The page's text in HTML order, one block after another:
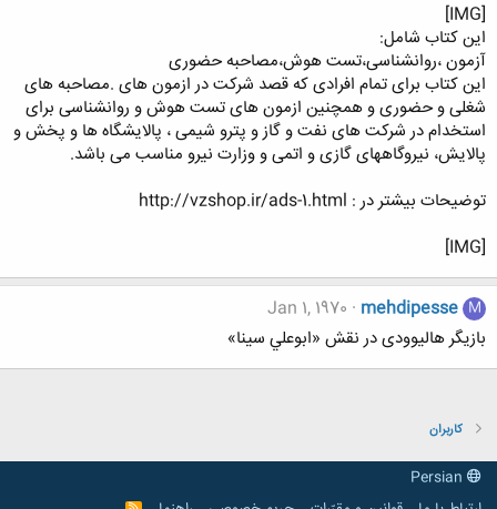
[IMG]
این کتاب شامل:
آزمون ،روانشناسی،تست هوش،مصاحبه حضوری
این کتاب برای تمام افرادی که قصد شرکت در ازمون های .مصاحبه های
شغلی و حضوری و همچنین ازمون های تست هوش و روانشناسی برای
استخدام در شرکت های نفت و گاز و پترو شیمی ، پالایشگاه ها و پخش و
پالایش، نیروگاههای گازی و اتمی و وزارت نیرو مناسب می باشد.
توضیحات بیشتر در : http://vzshop.ir/ads-1.html
[IMG]
M
mehdipesse
Jan 1, 1970
بازیگر هالیوودی در نقش «ابوعلي سينا»
کاربران